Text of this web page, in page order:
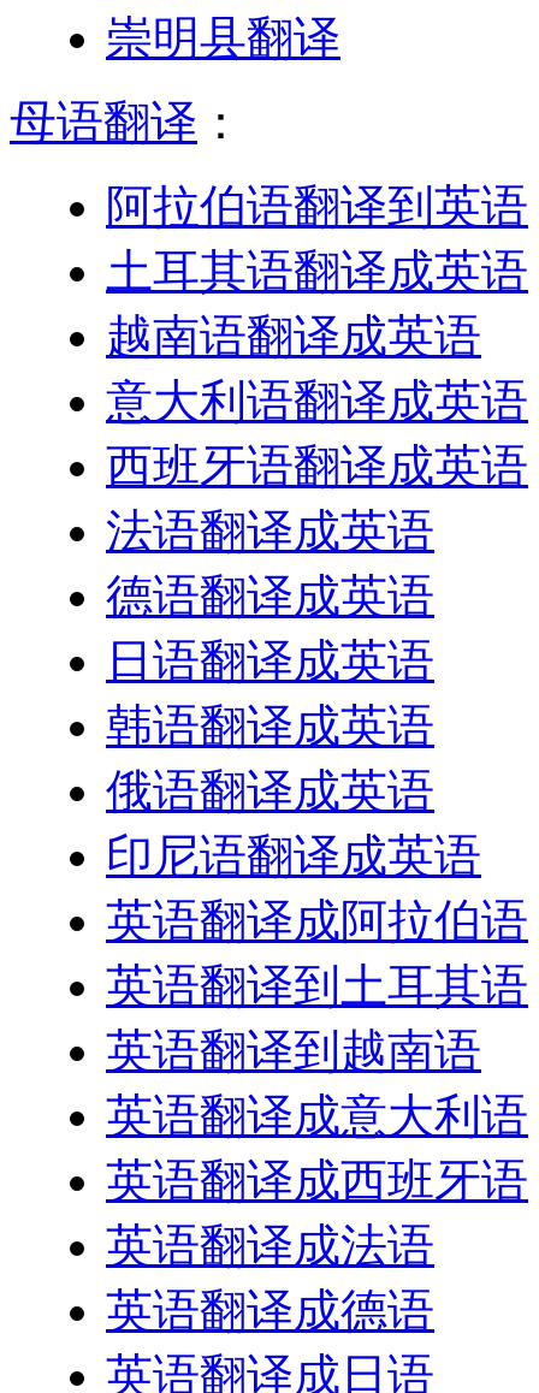
崇明县翻译
母语翻译 ：
阿拉伯语翻译到英语
土耳其语翻译成英语
越南语翻译成英语
意大利语翻译成英语
西班牙语翻译成英语
法语翻译成英语
德语翻译成英语
日语翻译成英语
韩语翻译成英语
俄语翻译成英语
印尼语翻译成英语
英语翻译成阿拉伯语
英语翻译到土耳其语
英语翻译到越南语
英语翻译成意大利语
英语翻译成西班牙语
英语翻译成法语
英语翻译成德语
英语翻译成日语